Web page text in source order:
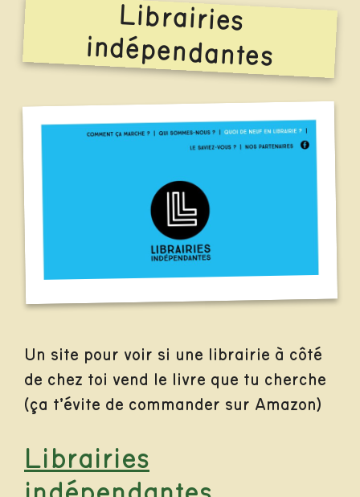
Librairies
indépendantes
Un site pour voir si une librairie à côté
de chez toi vend le livre que tu cherche
(ça t’évite de commander sur Amazon)
Librairies